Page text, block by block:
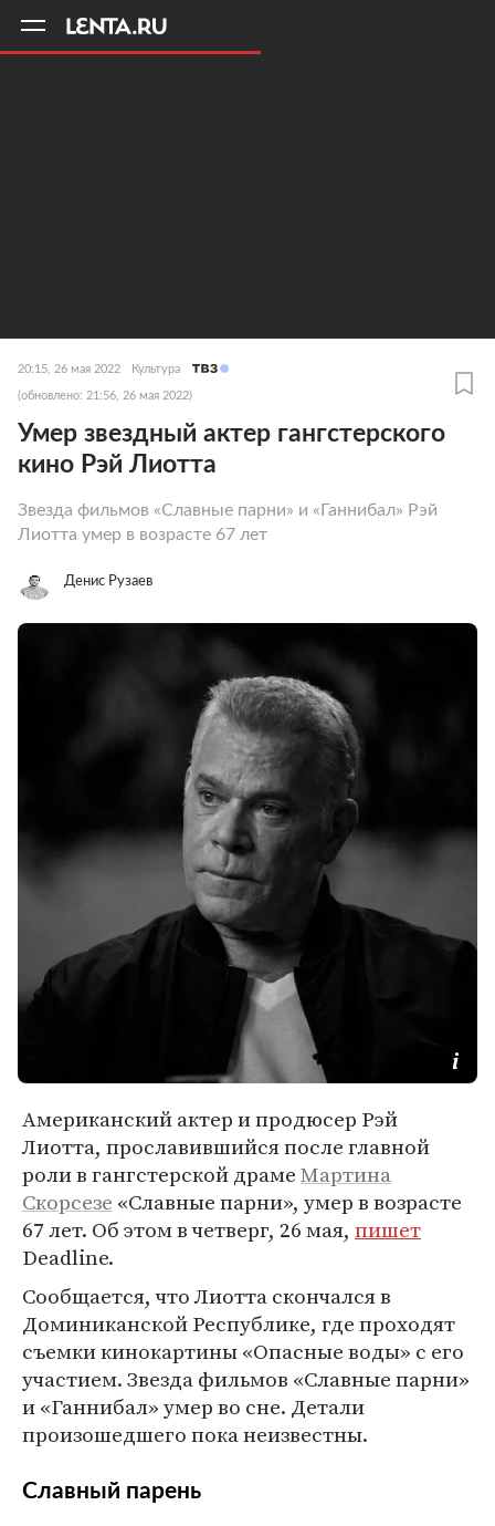
20:15, 26 мая 2022 Культура
(обновлено: 21:56, 26 мая 2022)
Умер звездный актер гангстерского
кино Рэй Лиотта
Звезда фильмов «Славные парни» и «Ганнибал» Рэй
Лиотта умер в возрасте 67 лет
Денис Рузаев
Американский актер и продюсер Рэй
Лиотта, прославившийся после главной
роли в гангстерской драмеМартина
Скорсезе «Славные парни», умер в возрасте
67 лет. Об этом в четверг, 26 мая, пишет
Deadline.
Сообщается, что Лиотта скончался в
Доминиканской Республике, где проходят
съемки кинокартины «Опасные воды» с его
участием. Звезда фильмов «Славные парни»
и «Ганнибал» умер во сне. Детали
произошедшего пока неизвестны.
Славный парень